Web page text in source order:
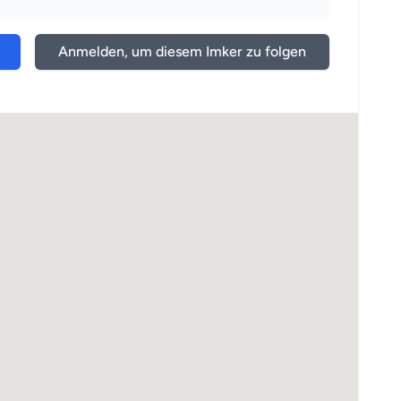
Anmelden, um diesem Imker zu folgen